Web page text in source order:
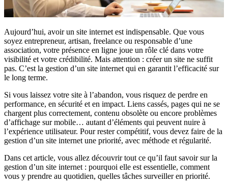
Aujourd’hui, avoir un site internet est indispensable. Que vous
soyez entrepreneur, artisan, freelance ou responsable d’une
association, votre présence en ligne joue un rôle clé dans votre
visibilité et votre crédibilité. Mais attention : créer un site ne suffit
pas. C’est la gestion d’un site internet qui en garantit l’efficacité sur
le long terme.
Si vous laissez votre site à l’abandon, vous risquez de perdre en
performance, en sécurité et en impact. Liens cassés, pages qui ne se
chargent plus correctement, contenu obsolète ou encore problèmes
d’affichage sur mobile… autant d’éléments qui peuvent nuire à
l’expérience utilisateur. Pour rester compétitif, vous devez faire de la
gestion d’un site internet une priorité, avec méthode et régularité.
Dans cet article, vous allez découvrir tout ce qu’il faut savoir sur la
gestion d’un site internet : pourquoi elle est essentielle, comment
vous y prendre au quotidien, quelles tâches surveiller en priorité.